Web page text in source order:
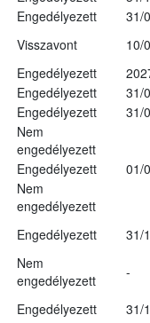
Engedélyezett
31/
Visszavont
10/
Engedélyezett
Engedélyezett
31/
Engedélyezett
31/
Nem
engedélyezett
Engedélyezett
01/
Nem
engedélyezett
Engedélyezett 31/
Nem
engedélyezett
-
Engedélyezett 31/